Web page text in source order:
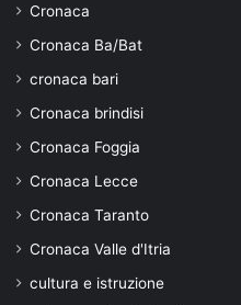
Cronaca
Cronaca Ba/Bat
cronaca bari
Cronaca brindisi
Cronaca Foggia
Cronaca Lecce
Cronaca Taranto
Cronaca Valle d'Itria
cultura e istruzione